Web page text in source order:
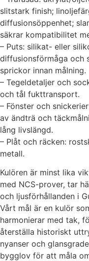
slitstark finish;
diffusionsöppenhet;
säkrar kompatibilitet
– Puts: silikat- eller
diffusionsförmåga och
sprickor innan målning.
– Tegeldetaljer och
och tål fukttransport.
– Fönster och
av ändträ och
lång livslängd.
– Plåt och räcken:
metall.
Kulören är minst lika
med NCS-prover, tar
och ljusförhållanden i
Vårt mål är en kulör
harmonierar med tak,
återställa historiskt
nyanser och
bygglov för att måla